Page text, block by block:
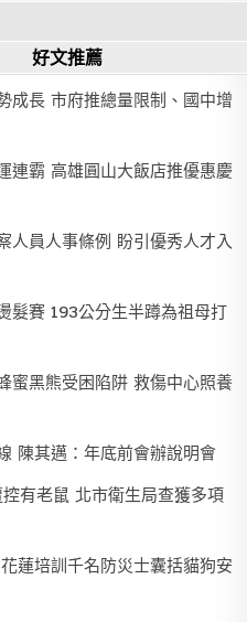
好文推薦
成長 市府推總量限制、國中增
連霸 高雄圓山大飯店推優惠慶
人員人事條例 盼引優秀人才入
髮賽 193公分生半蹲為祖母打
蜜黑熊受困陷阱 救傷中心照養
陳其邁：年底前會辦說明會
有老鼠 北市衛生局查獲多項
蓮培訓千名防災士囊括貓狗安